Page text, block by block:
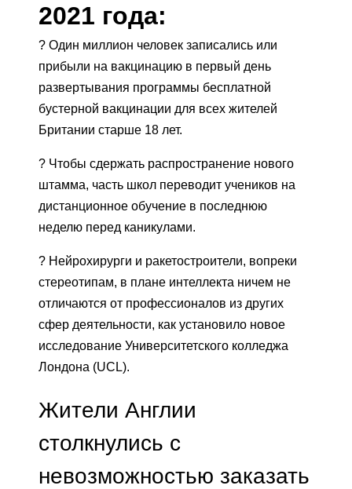
2021 года:
? Один миллион человек записались или
прибыли на вакцинацию в первый день
развертывания программы бесплатной
бустерной вакцинации для всех жителей
Британии старше 18 лет.
? Чтобы сдержать распространение нового
штамма, часть школ переводит учеников на
дистанционное обучение в последнюю
неделю перед каникулами.
? Нейрохирурги и ракетостроители, вопреки
стереотипам, в плане интеллекта ничем не
отличаются от профессионалов из других
сфер деятельности, как установило новое
исследование Университетского колледжа
Лондона (UCL).
Жители Англии
столкнулись с
невозможностью заказать